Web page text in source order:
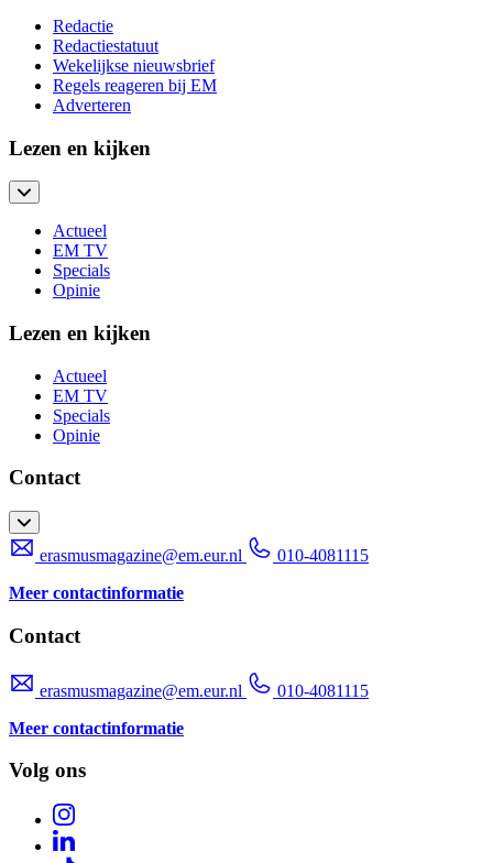
Redactie
Redactiestatuut
Wekelijkse nieuwsbrief
Regels reageren bij EM
Adverteren
Lezen en kijken
Actueel
EM TV
Specials
Opinie
Lezen en kijken
Actueel
EM TV
Specials
Opinie
Contact
erasmusmagazine@em.eur.nl
010-4081115
Meer contactinformatie
Contact
erasmusmagazine@em.eur.nl
010-4081115
Meer contactinformatie
Volg ons